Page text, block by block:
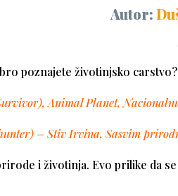
Autor:
poznajete životinjsko
,Animal Planet,
– Stiv Irvina,Sasvim
i životinja. Evo prilike da